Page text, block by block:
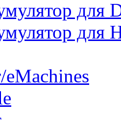
для
для
eMachines